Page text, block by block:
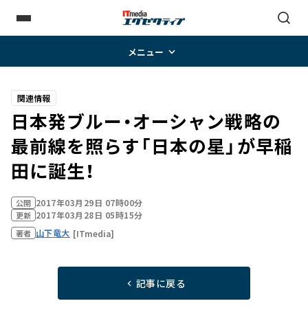
メニュー
関連情報
日本発ブルー・オーシャン戦略の
最前線を照らす「日本の星」が早稲
田に誕生！
公開 2017年03月29日 07時00分
更新 2017年03月28日 05時15分
著者 山下竜大 [ITmedia]
記事に戻る